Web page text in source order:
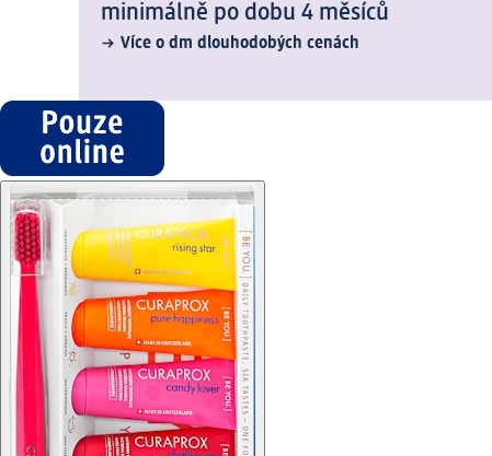
minimálně po dobu 4 měsíců
Více o dm dlouhodobých cenách